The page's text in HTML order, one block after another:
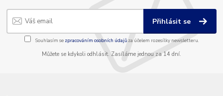
Přihlásit se
Souhlasím se zpracováním osobních údajůza účelem rozesílky newsletteru.
Můžete se kdykoli odhlásit. Zasíláme jednou za 14 dní.